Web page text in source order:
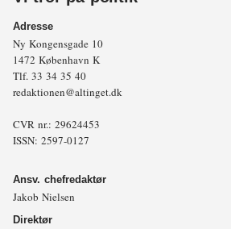
Adresse
Ny Kongensgade 10
1472 København K
Tlf. 33 34 35 40
redaktionen@altinget.dk
CVR nr.: 29624453
ISSN: 2597-0127
Ansv. chefredaktør
Jakob Nielsen
Direktør